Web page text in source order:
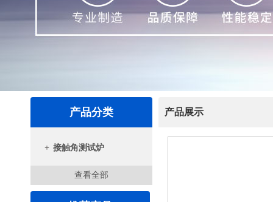
产品分类
+ 接触角测试炉
查看全部
产品展示